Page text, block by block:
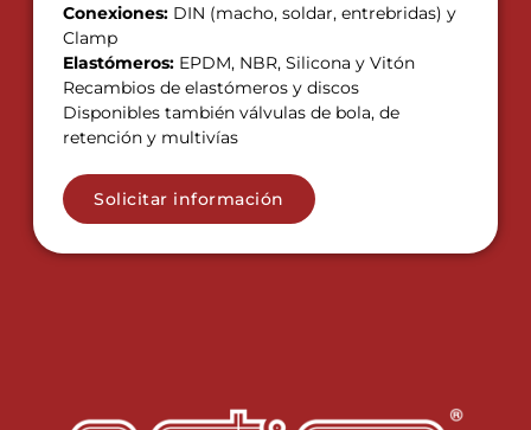
Conexiones: DIN (macho, soldar, entrebridas) y
Clamp
Elastómeros: EPDM, NBR, Silicona y Vitón
Recambios de elastómeros y discos
Disponibles también válvulas de bola, de
retención y multivías
Solicitar información